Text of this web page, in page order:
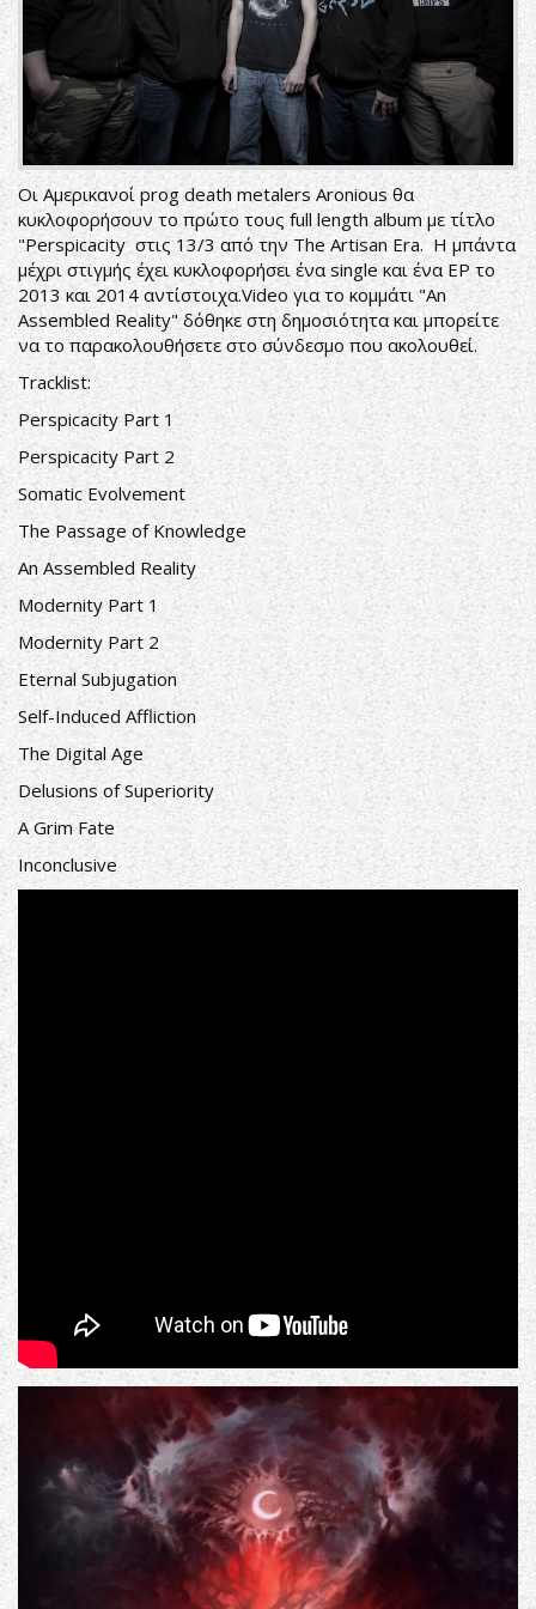
Οι Αμερικανοί prog death metalers Aronious θα
κυκλοφορήσουν το πρώτο τους full length album με τίτλο
"Perspicacity στις 13/3 από την The Artisan Era. Η μπάντα
μέχρι στιγμής έχει κυκλοφορήσει ένα single και ένα EP το
2013 και 2014 αντίστοιχα.Video για το κομμάτι "An
Assembled Reality" δόθηκε στη δημοσιότητα και μπορείτε
να το παρακολουθήσετε στο σύνδεσμο που ακολουθεί.
Tracklist:
Perspicacity Part 1
Perspicacity Part 2
Somatic Evolvement
The Passage of Knowledge
An Assembled Reality
Modernity Part 1
Modernity Part 2
Eternal Subjugation
Self-Induced Affliction
The Digital Age
Delusions of Superiority
A Grim Fate
Inconclusive